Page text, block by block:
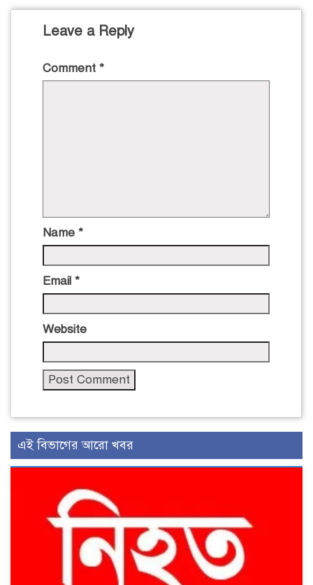
Leave a Reply
Comment *
Name *
Email *
Website
এই বিভাগের আরো খবর